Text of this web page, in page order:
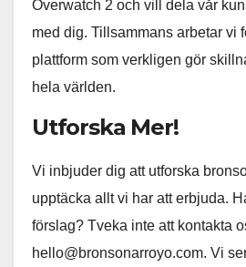
Overwatch 2 och vill dela vår
med dig. Tillsammans arbetar vi
plattform som verkligen gör
hela världen.
Utforska Mer!
Vi inbjuder dig att utforska
upptäcka allt vi har att erbjuda.
förslag? Tveka inte att kontakta
hello@bronsonarroyo.com. Vi